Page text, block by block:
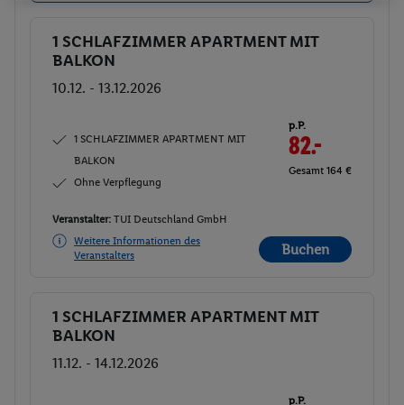
Buchen
1 SCHLAFZIMMER APARTMENT MIT
BALKON
10.12. - 13.12.2026
1 SCHLAFZIMMER APARTMENT MIT
BALKON
Ohne Verpflegung
p.P.
82.-
Gesamt 164 €
Veranstalter: TUI Deutschland GmbH
Weitere Informationen des
Veranstalters
Buchen
Buchen
1 SCHLAFZIMMER APARTMENT MIT
BALKON
11.12. - 14.12.2026
p.P.